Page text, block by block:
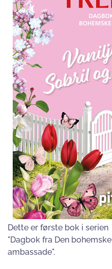
Dette er første bok i serien
"Dagbok fra Den bohemske
ambassade".